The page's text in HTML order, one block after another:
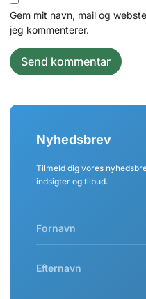
Gem mit navn, mail og
jeg kommenterer.
Nyhedsbrev
Tilmeld dig vores
indsigter og tilbud.